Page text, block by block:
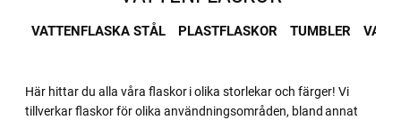
VATTENFLASKA STÅL PLASTFLASKOR TUMBLER
Här hittar du alla våra flaskor i olika storlekar och färger! Vi
tillverkar flaskor för olika användningsområden, bland annat